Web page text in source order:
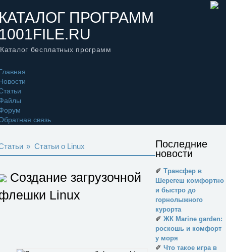
ПРОГРАММ
Каталог бесплатных программ
связь
» Статьи о Linux
Создание загрузочной
Linux
Последние
новости
✐ Трансфер в
Шерегеш комфортно
и быстро до
горнолыжного
курорта
✐ ЖК Marine garden:
роскошь и комфорт
у моря
✐ Что такое игра в